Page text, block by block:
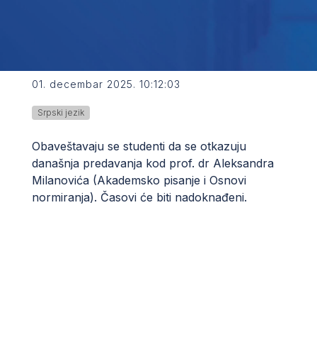
01. decembar 2025. 10:12:03
Srpski jezik
Obaveštavaju se studenti da se otkazuju
današnja predavanja kod prof. dr Aleksandra
Milanovića (Akademsko pisanje i Osnovi
normiranja). Časovi će biti nadoknađeni.